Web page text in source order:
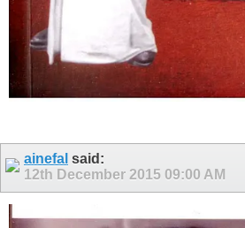
ainefal said:
12th December 2015 09:00 AM